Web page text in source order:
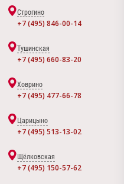
Строгино
+7 (495) 846-00-14
Тушинская
+7 (495) 660-83-20
Ховрино
+7 (495) 477-66-78
Царицыно
+7 (495) 513-13-02
Щёлковская
+7 (495) 150-57-62